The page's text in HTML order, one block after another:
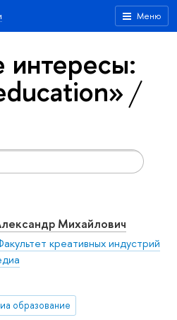
Меню
интересы:
Михайлович
креативных индустрий
образование